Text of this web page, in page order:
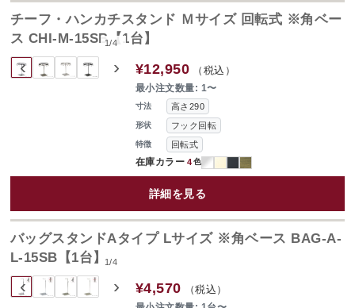
‹ ›
1/4
チーフ・ハンカチスタンド Ｍサイズ 回転式 ※角ベー
ス CHI-M-15SB【1台】
寸法 高さ290
形状 フック回転
特徴 回転式
在庫カラー 4色
¥12,950 （税込）
最小注文数量: 1〜
詳細を見る
‹ ›
1/4
バッグスタンドAタイプ Lサイズ ※角ベース BAG-A-
L-15SB【1台】
¥4,570 （税込）